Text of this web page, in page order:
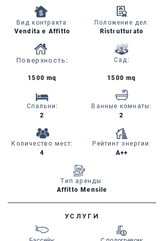
Вид контракта:
Vendita e Affitto
Положение дел:
Ristrutturato
Поверхность : Сад:
1500 mq
Спальни:
2
Количество мест:
4
1500 mq
Ванные комнаты:
2
Рейтинг энергии:
A++
Тип аренды:
Affitto Mensile
УСЛУГИ